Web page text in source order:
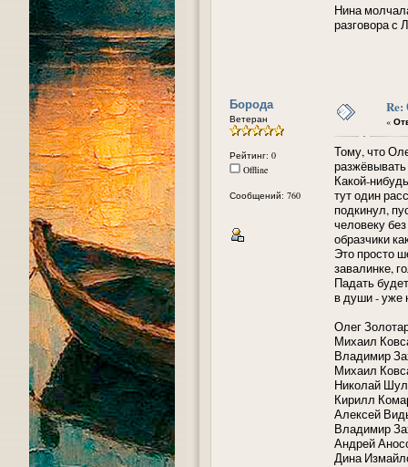
Нина
разговора с
Борода
Ветеран
Рейтинг: 0
Offline
Сообщений: 760
«
Тому, что
Какой-
тут один
подкинул,
человеку
образчики
Это просто
завалинке,
Падать
в души - уже
Олег
Михаил
Владимир
Михаил
Николай
Кирилл
Алексей
Владимир
Андрей
Дина